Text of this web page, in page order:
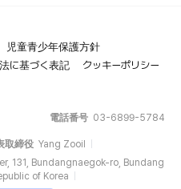
児童青少年保護方針
に基づく表記
クッキーポリシー
電話番号 03-6899-5784
取締役 Yang Zooil
131, Bundangnaegok-ro, Bundang
of Korea